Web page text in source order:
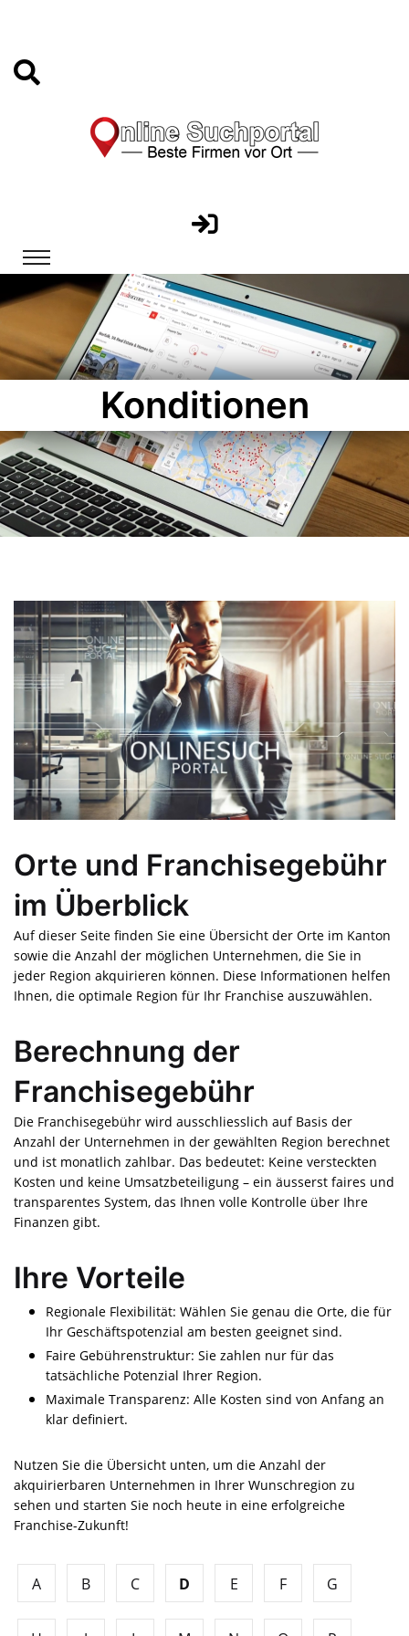
Konditionen
Orte und Franchisegebühr
im Überblick
Auf dieser Seite finden Sie eine Übersicht der Orte im Kanton
sowie die Anzahl der möglichen Unternehmen, die Sie in
jeder Region akquirieren können. Diese Informationen helfen
Ihnen, die optimale Region für Ihr Franchise auszuwählen.
Berechnung der
Franchisegebühr
Die Franchisegebühr wird ausschliesslich auf Basis der
Anzahl der Unternehmen in der gewählten Region berechnet
und ist monatlich zahlbar. Das bedeutet: Keine versteckten
Kosten und keine Umsatzbeteiligung – ein äusserst faires und
transparentes System, das Ihnen volle Kontrolle über Ihre
Finanzen gibt.
Ihre Vorteile
Regionale Flexibilität: Wählen Sie genau die Orte, die für
Ihr Geschäftspotenzial am besten geeignet sind.
Faire Gebührenstruktur: Sie zahlen nur für das
tatsächliche Potenzial Ihrer Region.
Maximale Transparenz: Alle Kosten sind von Anfang an
klar definiert.
Nutzen Sie die Übersicht unten, um die Anzahl der
akquirierbaren Unternehmen in Ihrer Wunschregion zu
sehen und starten Sie noch heute in eine erfolgreiche
Franchise-Zukunft!
A B C D E F G